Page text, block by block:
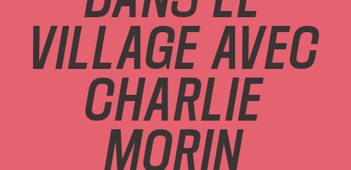
VILLAGE AVEC
CHARLIE
MORIN
VILLAGE AVEC
CHARLIE MORIN
- 15 JUILLET